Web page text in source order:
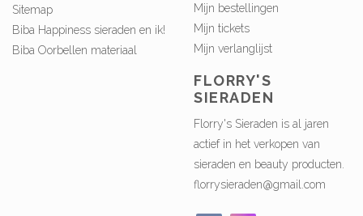
Sitemap
Biba Happiness sieraden en ik!
Biba Oorbellen materiaal
Mijn bestellingen
Mijn tickets
Mijn verlanglijst
FLORRY'S
SIERADEN
Florry's Sieraden is al jaren
actief in het verkopen van
sieraden en beauty producten.
florrysieraden@gmail.com